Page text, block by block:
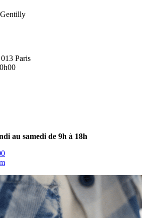
Paris
au samedi de 9h à 18h